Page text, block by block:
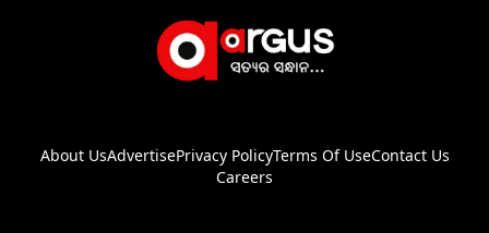
About UsAdvertisePrivacy PolicyTerms Of UseContact Us
Careers